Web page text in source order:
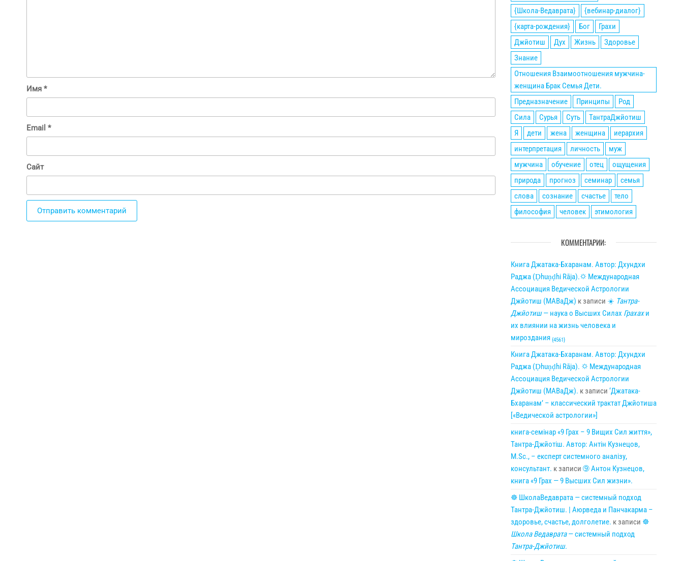
Имя *
Email *
Сайт
{Школа-Ведаврата}
{вебинар-диалог}
{карта-рождения}
Бог
Грахи
Джйотиш
Дух Жизнь
Здоровье
Знание
Отношения Взаимоотношения мужчина-
женщина Брак Семья Дети.
Предназначение
Принципы
Род
Сила
Сурья Суть
ТантраДжйотиш
Я
дети жена женщина
иерархия
интерпретация
личность
муж
мужчина
обучение отец
ощущения
природа
прогноз семинар
семья
слова
сознание счастье
тело
философия
человек этимология
КОММЕНТАРИИ:
Книга Джатака-Бхаранам. Автор: Дхундхи
Раджа (Ḍhuṇḍhi Rāja).🌣 Международная
Ассоциация Ведической Астрологии
Джйотиш (МАВаДж) к записи ☀ Тантра-
Джйотиш— наука о Высших Силах Грахахи
их влиянии на жизнь человека и
мироздания {4561}
Книга Джатака-Бхаранам. Автор: Дхундхи
Раджа (Ḍhuṇḍhi Rāja). 🌣 Международная
Ассоциация Ведической Астрологии
Джйотиш (МАВаДж). к записи ‘Джатака-
Бхаранам’ – классический трактат Джйотиша
[«Ведической астрологии»]
книга-семінар «9 Грах – 9 Вищих Сил життя»,
Тантра-Джйотіш. Автор: Антін Кузнецов,
M.Sc., – експерт системного аналізу,
консультант. к записи ➈ Антон Кузнецов,
книга «9 Грах — 9 Высших Сил жизни».
☸ ШколаВедаврата — системный подход
Тантра-Джйотиш. | Аюрведа и Панчакарма –
здоровье, счастье, долголетие. к записи ☸
Школа Ведаврата— системный подход
Тантра-Джйотиш.